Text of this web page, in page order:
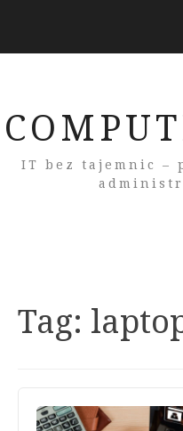
IT bez tajemnic –
Tag: